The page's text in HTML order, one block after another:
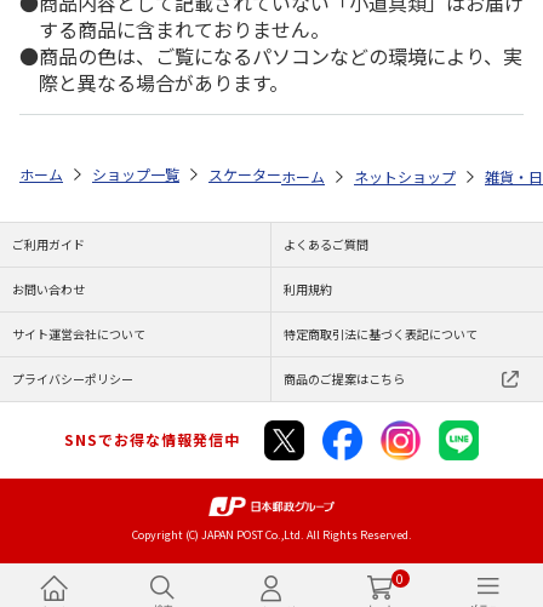
0
する商品に含まれておりません。
商品の色は、ご覧になるパソコンなどの環境により、実
際と異なる場合があります。
ホーム ショップ一覧 スケーター 抗菌ケース付きおしぼり ハローキ
ホーム ネットショップ 雑貨・
ご利用ガイド よくあるご質問
お問い合わせ 利用規約
サイト運営会社について 特定商取引法に基づく表記について
プライバシーポリシー 商品のご提案はこちら
SNSでお得な情報発信中
Copyright (C) JAPAN POST Co.,Ltd. All Rights Reserved.